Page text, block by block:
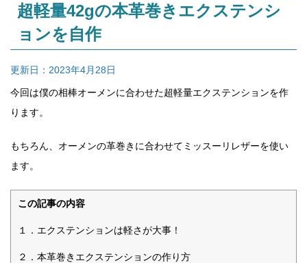
超軽量42gの本革巻きエクステンシ
ョンを自作
更新日： 2023年4月28日
今回は僕の相棒オーメンに合わせた超軽量エクステンションを作
ります。
もちろん、オーメンの革巻きに合わせてミッスーリレザーを使い
ます。
この記事の内容
１．エクステンションは軽さが大事！
２．本革巻きエクステンションの作り方